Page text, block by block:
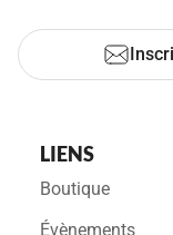
LIENS
Boutique
Évènements